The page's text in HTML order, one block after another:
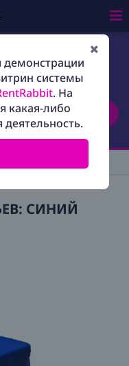
демонстрации
системы
. На
какая-либо
СИНИЙ